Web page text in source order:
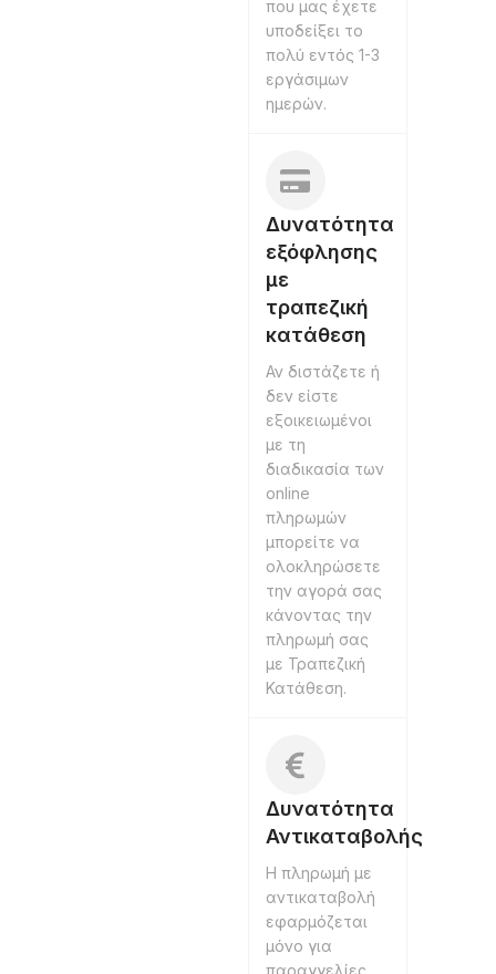
που μας έχετε
υποδείξει το
πολύ εντός 1-3
εργάσιμων
ημερών.
Δυνατότητα
εξόφλησης
με
τραπεζική
κατάθεση
Αν διστάζετε ή
δεν είστε
εξοικειωμένοι
με τη
διαδικασία των
online
πληρωμών
μπορείτε να
ολοκληρώσετε
την αγορά σας
κάνοντας την
πληρωμή σας
με Τραπεζική
Κατάθεση.
Δυνατότητα
Αντικαταβολής
Η πληρωμή με
αντικαταβολή
εφαρμόζεται
μόνο για